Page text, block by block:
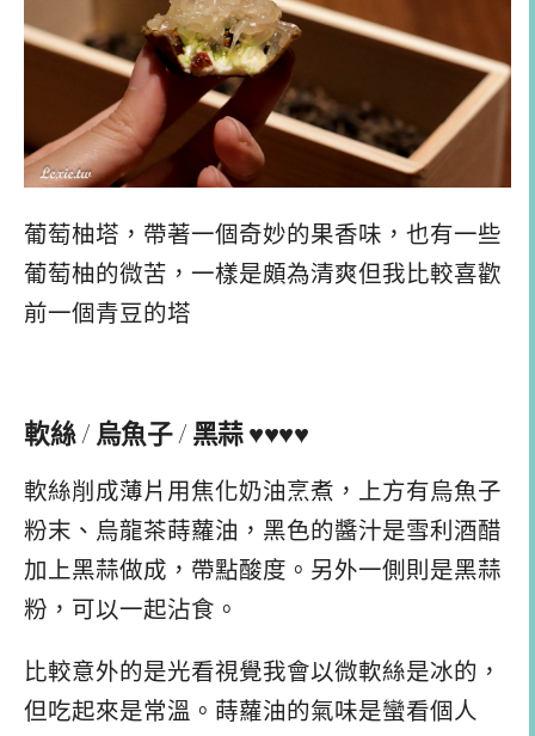
葡萄柚塔，帶著一個奇妙的果香味，也有一些
葡萄柚的微苦，一樣是頗為清爽但我比較喜歡
前一個青豆的塔
軟絲 / 烏魚子 / 黑蒜 ♥♥♥♥
軟絲削成薄片用焦化奶油烹煮，上方有烏魚子
粉末、烏龍茶蒔蘿油，黑色的醬汁是雪利酒醋
加上黑蒜做成，帶點酸度。另外一側則是黑蒜
粉，可以一起沾食。
比較意外的是光看視覺我會以微軟絲是冰的，
但吃起來是常溫。蒔蘿油的氣味是蠻看個人